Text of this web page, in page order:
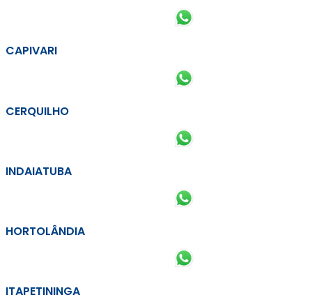
CAPIVARI
CERQUILHO
INDAIATUBA
HORTOLÂNDIA
ITAPETININGA